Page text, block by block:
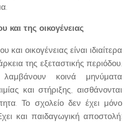
και της οικογένειας
οικογένειας είναι ιδιαίτερα
της εξεταστικής περιόδου.
κοινά μηνύματα
και στήριξης, αισθάνονται
Το σχολείο δεν έχει μόνο
και παιδαγωγική αποστολή: